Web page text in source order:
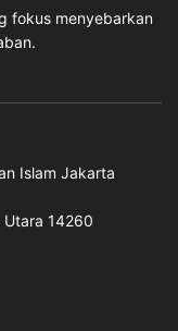
fokus menyebarkan
Islam Jakarta
14260